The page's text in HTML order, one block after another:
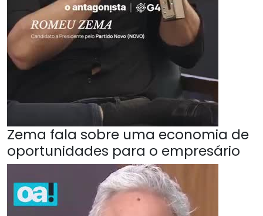
Zema fala sobre uma economia de
oportunidades para o empresário